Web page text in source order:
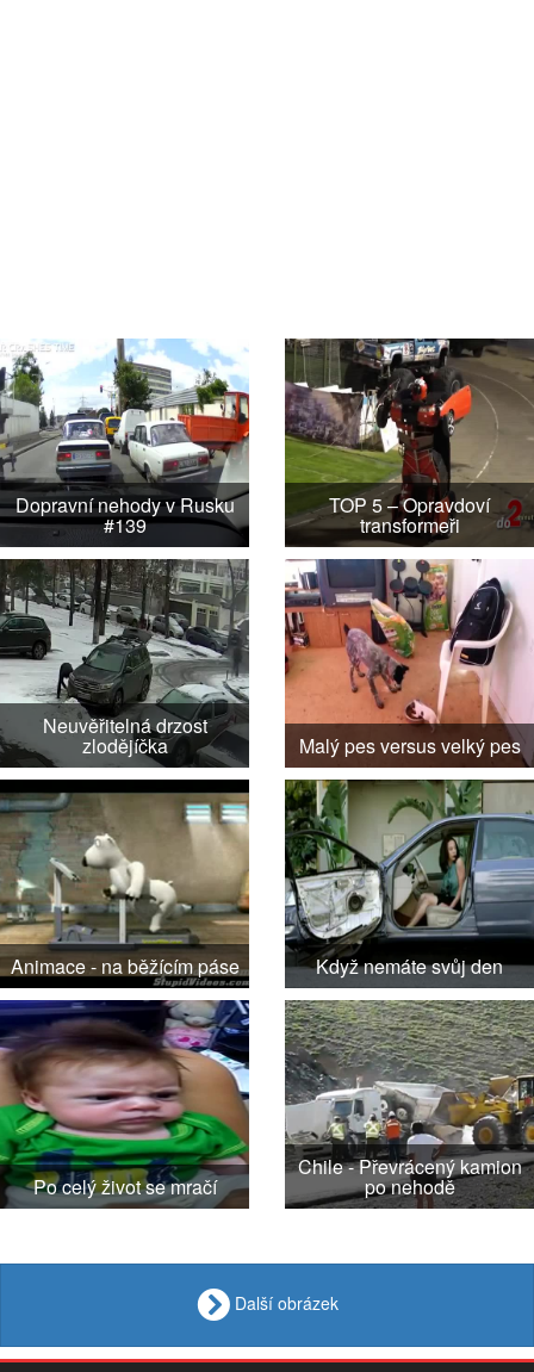
Dopravní nehody v Rusku
#139
TOP 5 – Opravdoví
transformeři
Neuvěřitelná drzost
zlodějíčka Malý pes versus velký pes
Animace - na běžícím páse Když nemáte svůj den
Po celý život se mračí
Chile - Převrácený kamion
po nehodě
Další obrázek